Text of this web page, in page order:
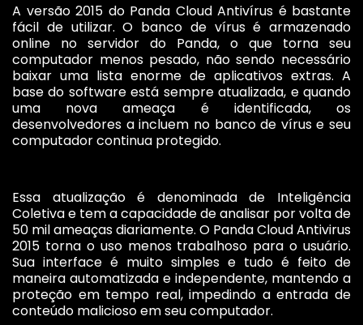
A versão 2015 do Panda Cloud Antivírus é bastante
fácil de utilizar. O banco de vírus é armazenado
online no servidor do Panda, o que torna seu
computador menos pesado, não sendo necessário
baixar uma lista enorme de aplicativos extras. A
base do software está sempre atualizada, e quando
uma nova ameaça é identificada, os
desenvolvedores a incluem no banco de vírus e seu
computador continua protegido.
Essa atualização é denominada de Inteligência
Coletiva e tem a capacidade de analisar por volta de
50 mil ameaças diariamente. O Panda Cloud Antivirus
2015 torna o uso menos trabalhoso para o usuário.
Sua interface é muito simples e tudo é feito de
maneira automatizada e independente, mantendo a
proteção em tempo real, impedindo a entrada de
conteúdo malicioso em seu computador.